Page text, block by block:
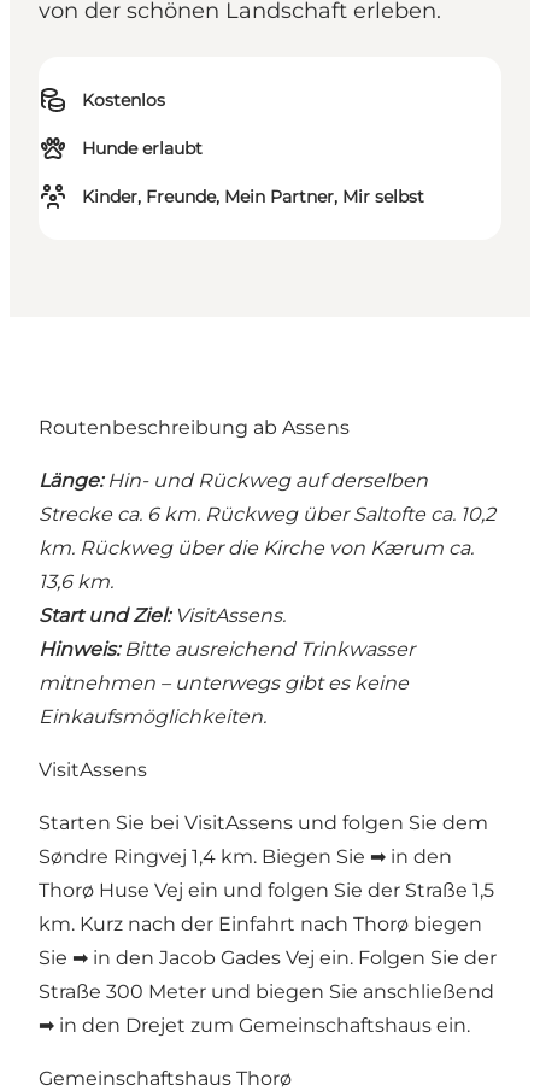
von der schönen Landschaft erleben.
Kostenlos
Hunde erlaubt
Kinder, Freunde, Mein Partner, Mir selbst
Routenbeschreibung ab Assens
Länge:Hin- und Rückweg auf derselben
Strecke ca. 6 km. Rückweg über Saltofte ca. 10,2
km. Rückweg über die Kirche von Kærum ca.
13,6 km.
Start und Ziel:VisitAssens.
Hinweis:Bitte ausreichend Trinkwasser
mitnehmen – unterwegs gibt es keine
Einkaufsmöglichkeiten.
VisitAssens
Starten Sie bei VisitAssens und folgen Sie dem
Søndre Ringvej 1,4 km. Biegen Sie ➡ in den
Thorø Huse Vej ein und folgen Sie der Straße 1,5
km. Kurz nach der Einfahrt nach Thorø biegen
Sie ➡ in den Jacob Gades Vej ein. Folgen Sie der
Straße 300 Meter und biegen Sie anschließend
➡ in den Drejet zum Gemeinschaftshaus ein.
Gemeinschaftshaus Thorø